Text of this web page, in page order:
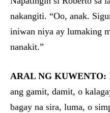
nakangiti. “Oo, anak.
iniwan niya ay lumaking
nanakit.”
ARAL NG KUWENTO:
ang gamit, damit, o
bagay na sira, luma, o